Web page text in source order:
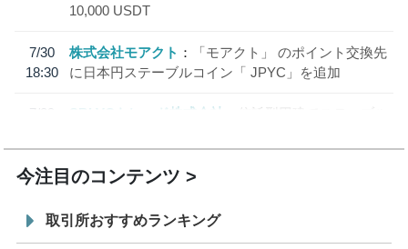
10,000 USDT
7/30
18:30
株式会社モアクト
「モアクト」 のポイント交換先
に日本円ステーブルコイン「 JPYC」を追加
7/29
SBI VCトレード株式会社
信託型円建てステーブル
今注目のコンテンツ
取引所おすすめランキング